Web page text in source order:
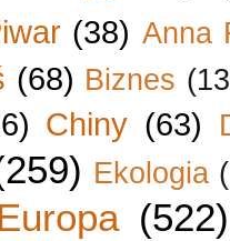
(38) Anna
(68) Biznes
Chiny (63)
Ekologia
(522)